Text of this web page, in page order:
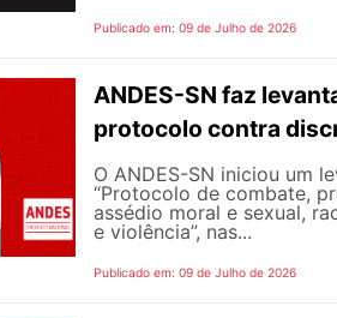
Publicado em: 09 de Julho de 2026
ANDES-SN faz
protocolo contra
O ANDES-SN iniciou um
“Protocolo de combate,
assédio moral e sexual,
e violência”, nas...
Publicado em: 09 de Julho de 2026